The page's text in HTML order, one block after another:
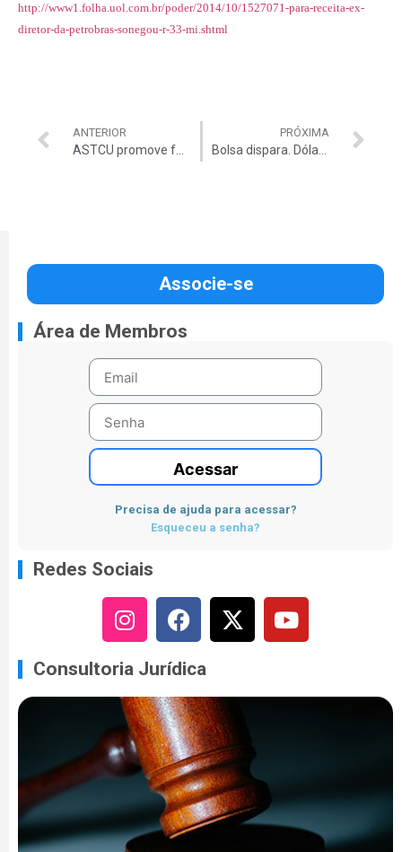
http://www1.folha.uol.com.br/poder/2014/10/1527071-para-receita-ex-
diretor-da-petrobras-sonegou-r-33-mi.shtml
ANTERIOR PRÓXIMA
Associe-se
Área de Membros
Acessar
Precisa de ajuda para acessar?
Esqueceu a senha?
Redes Sociais
Consultoria Jurídica